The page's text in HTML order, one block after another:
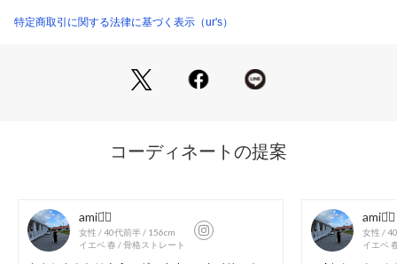
特定商取引に関する法律に基づく表示（ur's）